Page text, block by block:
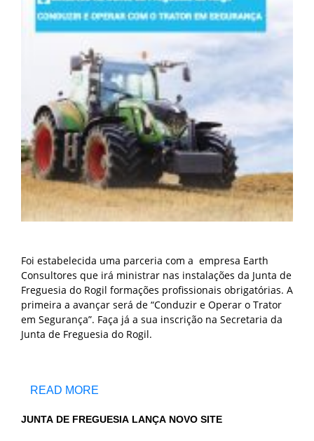
Foi estabelecida uma parceria com a empresa Earth
Consultores que irá ministrar nas instalações da Junta de
Freguesia do Rogil formações profissionais obrigatórias. A
primeira a avançar será de “Conduzir e Operar o Trator
em Segurança”. Faça já a sua inscrição na Secretaria da
Junta de Freguesia do Rogil.
READ MORE
JUNTA DE FREGUESIA LANÇA NOVO SITE